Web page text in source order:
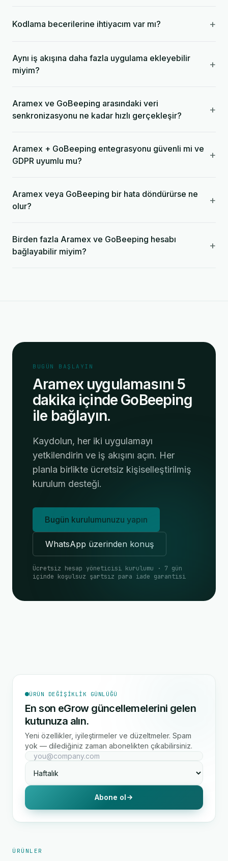
Kodlama becerilerine ihtiyacım var mı? +
Aynı iş akışına daha fazla uygulama ekleyebilir
miyim?
+
Aramex ve GoBeeping arasındaki veri
senkronizasyonu ne kadar hızlı gerçekleşir?
+
Aramex + GoBeeping entegrasyonu güvenli mi ve
GDPR uyumlu mu?
+
Aramex veya GoBeeping bir hata döndürürse ne
olur?
+
Birden fazla Aramex ve GoBeeping hesabı
bağlayabilir miyim?
+
BUGÜN BAŞLAYIN
Aramex uygulamasını 5
dakika içinde GoBeeping
ile bağlayın.
Kaydolun, her iki uygulamayı
yetkilendirin ve iş akışını açın. Her
planla birlikte ücretsiz kişiselleştirilmiş
kurulum desteği.
Bugün kurulumunuzu yapın
WhatsApp üzerinden konuş
Ücretsiz hesap yöneticisi kurulumu · 7 gün
içinde koşulsuz şartsız para iade garantisi
ÜRÜN DEĞIŞIKLIK GÜNLÜĞÜ
En son eGrow güncellemelerini gelen
kutunuza alın.
Yeni özellikler, iyileştirmeler ve düzeltmeler. Spam
yok — dilediğiniz zaman abonelikten çıkabilirsiniz.
Abone ol
ÜRÜNLER